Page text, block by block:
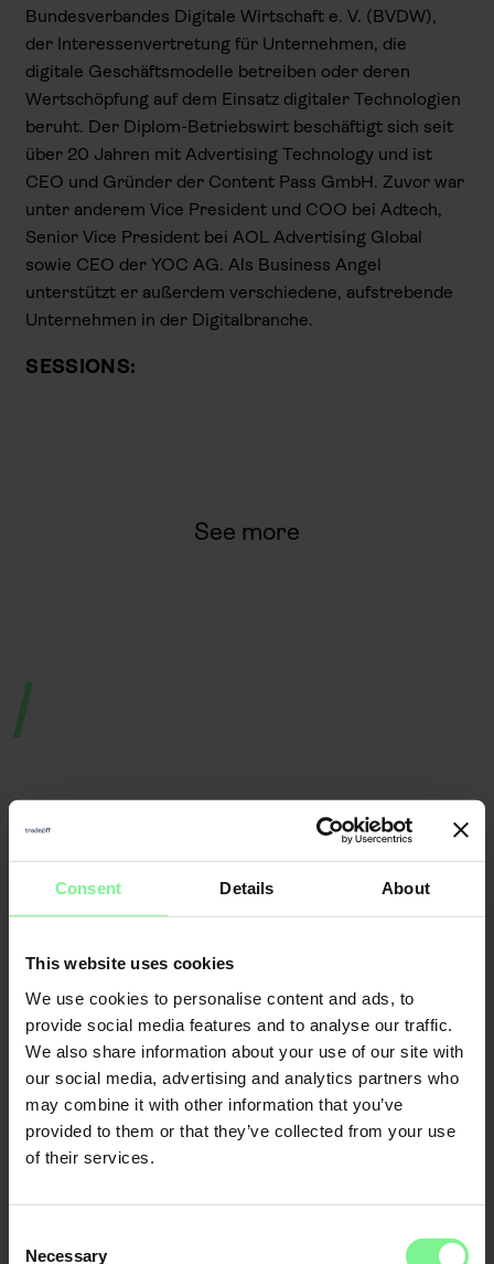
Consent Details About
This website uses cookies
We use cookies to personalise content and ads, to
provide social media features and to analyse our traffic.
We also share information about your use of our site with
our social media, advertising and analytics partners who
may combine it with other information that you’ve
provided to them or that they’ve collected from your use
of their services.
Selection
Necessary
Bundesverbandes Digitale Wirtschaft e. V. (BVDW),
der Interessenvertretung für Unternehmen, die
digitale Geschäftsmodelle betreiben oder deren
Wertschöpfung auf dem Einsatz digitaler Technologien
beruht. Der Diplom-Betriebswirt beschäftigt sich seit
über 20 Jahren mit Advertising Technology und ist
CEO und Gründer der Content Pass GmbH. Zuvor war
unter anderem Vice President und COO bei Adtech,
Senior Vice President bei AOL Advertising Global
sowie CEO der YOC AG. Als Business Angel
unterstützt er außerdem verschiedene, aufstrebende
Unternehmen in der Digitalbranche.
SESSIONS:
See more
Nicole
Büttner
Founder & CEO
Merantix
Momentum, Digital
Leader World
Economic Forum
Elisabeth
Partner Deloitte
& Data | ex gen
founder, VC
CFO